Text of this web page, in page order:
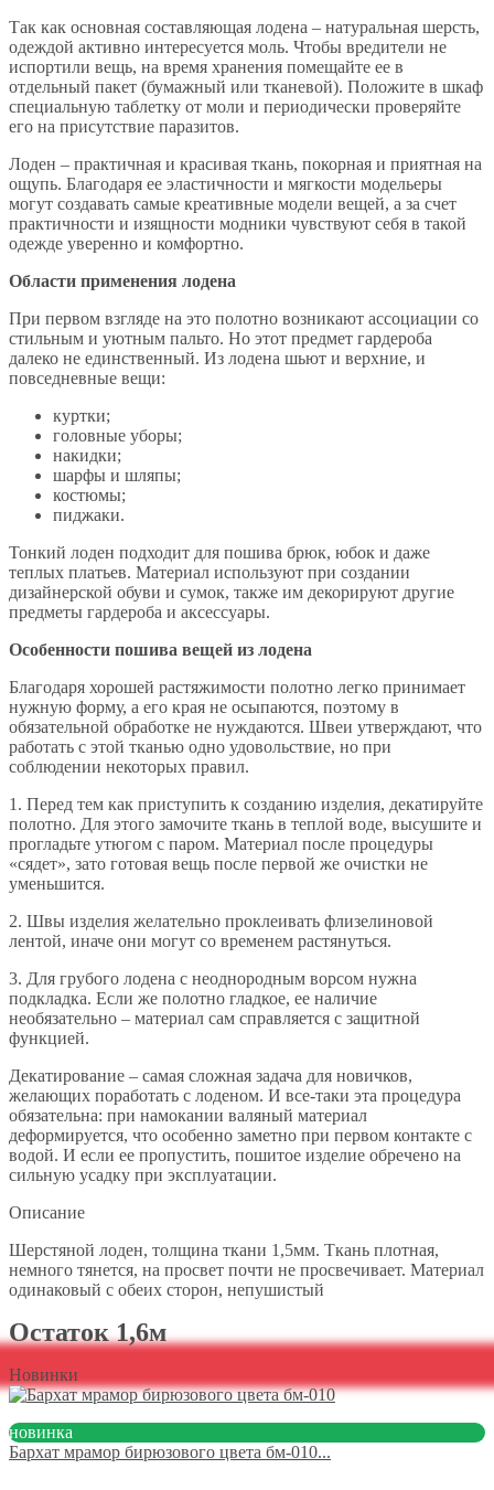
Так как основная составляющая лодена – натуральная шерсть,
одеждой активно интересуется моль. Чтобы вредители не
испортили вещь, на время хранения помещайте ее в
отдельный пакет (бумажный или тканевой). Положите в шкаф
специальную таблетку от моли и периодически проверяйте
его на присутствие паразитов.
Лоден – практичная и красивая ткань, покорная и приятная на
ощупь. Благодаря ее эластичности и мягкости модельеры
могут создавать самые креативные модели вещей, а за счет
практичности и изящности модники чувствуют себя в такой
одежде уверенно и комфортно.
Области применения лодена
При первом взгляде на это полотно возникают ассоциации со
стильным и уютным пальто. Но этот предмет гардероба
далеко не единственный. Из лодена шьют и верхние, и
повседневные вещи:
куртки;
головные уборы;
накидки;
шарфы и шляпы;
костюмы;
пиджаки.
Тонкий лоден подходит для пошива брюк, юбок и даже
теплых платьев. Материал используют при создании
дизайнерской обуви и сумок, также им декорируют другие
предметы гардероба и аксессуары.
Особенности пошива вещей из лодена
Благодаря хорошей растяжимости полотно легко принимает
нужную форму, а его края не осыпаются, поэтому в
обязательной обработке не нуждаются. Швеи утверждают, что
работать с этой тканью одно удовольствие, но при
соблюдении некоторых правил.
1. Перед тем как приступить к созданию изделия, декатируйте
полотно. Для этого замочите ткань в теплой воде, высушите и
прогладьте утюгом с паром. Материал после процедуры
«сядет», зато готовая вещь после первой же очистки не
уменьшится.
2. Швы изделия желательно проклеивать флизелиновой
лентой, иначе они могут со временем растянуться.
3. Для грубого лодена с неоднородным ворсом нужна
подкладка. Если же полотно гладкое, ее наличие
необязательно – материал сам справляется с защитной
функцией.
Декатирование – самая сложная задача для новичков,
желающих поработать с лоденом. И все-таки эта процедура
обязательна: при намокании валяный материал
деформируется, что особенно заметно при первом контакте с
водой. И если ее пропустить, пошитое изделие обречено на
сильную усадку при эксплуатации.
Описание
Шерстяной лоден, толщина ткани 1,5мм. Ткань плотная,
немного тянется, на просвет почти не просвечивает. Материал
одинаковый с обеих сторон, непушистый
Остаток 1,6м
Новинки
новинка
Бархат мрамор бирюзового цвета бм-010...